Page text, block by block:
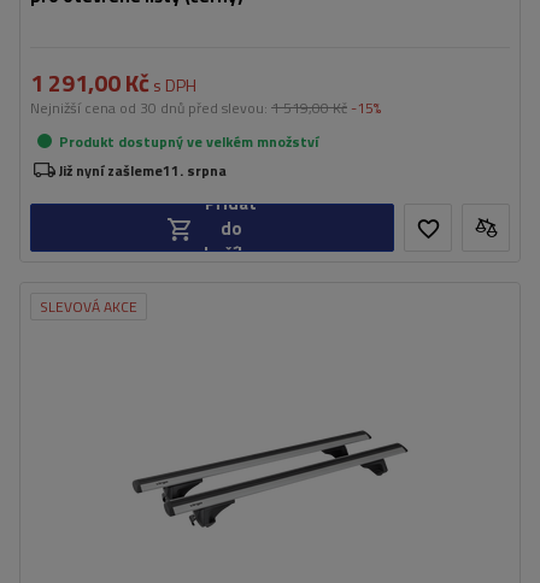
1 291,00 Kč s DPH
Nejnižší cena od 30 dnů před slevou: 1 519,00 Kč -15%
Produkt dostupný ve velkém množství
Již nyní zašleme11. srpna
Přidat
do
košíku
SLEVOVÁ AKCE